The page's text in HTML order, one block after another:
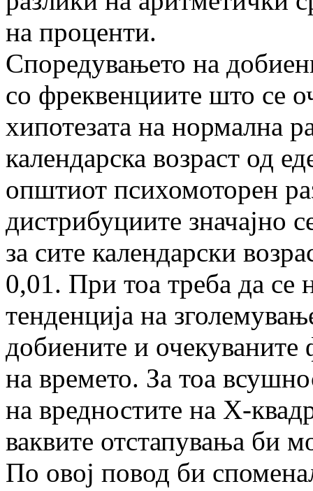
на проценти.
Споредувањето на
со фреквенциите што се
хипотезата на нормална
календарска возраст од
општиот психомоторен
дистрибуциите значајно
за сите календарски
0,01. При тоа треба да се
тенденција на
добиените и
на времето. За тоа
на вредностите на Х-
ваквите отстапувања би
По овој повод би